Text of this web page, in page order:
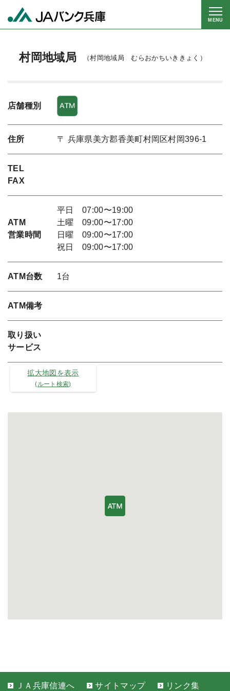
MENU
村岡地域局 （村岡地域局 むらおかちいききょく）
店舗種別
住所 〒 兵庫県美方郡香美町村岡区村岡396-1
TEL
FAX
ATM
営業時間
平日 07:00〜19:00
土曜 09:00〜17:00
日曜 09:00〜17:00
祝日 09:00〜17:00
ATM台数 1台
ATM備考
取り扱い
サービス
拡大地図を表示
(ルート検索)
ＪＡ兵庫信連へ サイトマップ リンク集